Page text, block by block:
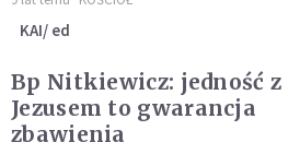
KAI/ ed
Bp Nitkiewicz: jedność z
Jezusem to gwarancja
zbawienia